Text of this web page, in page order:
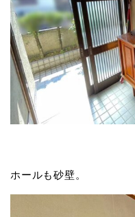
ホールも砂壁。